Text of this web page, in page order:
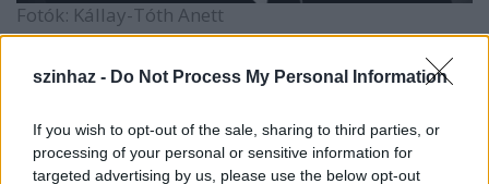
szinhaz - Do Not Process My Personal Information
If you wish to opt-out of the sale, sharing to third parties, or
processing of your personal or sensitive information for
targeted advertising by us, please use the below opt-out
Fotók: Kállay-Tóth Anett
„Régóta tudom, hogy a Blues Brothers-t színházban
most jöttek össze körülöttem azok az emberek,
akikkel ezt meg tudom valósítani. Hrutka Róberttel